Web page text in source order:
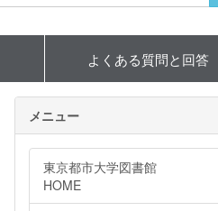
よくある質問と回答
メニュー
東京都市大学図書館
HOME